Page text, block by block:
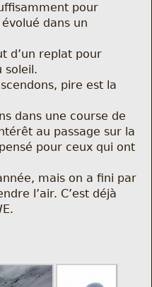
pour
dans un
d’un replat pour
soleil.
pire est la
dans une course de
au passage sur la
pour ceux qui ont
mais on a fini par
l’air. C’est déjà